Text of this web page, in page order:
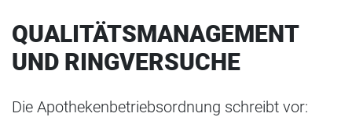
QUALITÄTSMANAGEMENT
UND RINGVERSUCHE
Die Apothekenbetriebsordnung schreibt vor: